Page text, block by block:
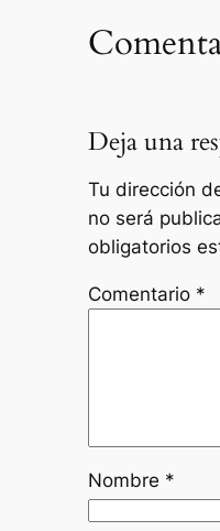
Deja una
Tu dirección
no será
obligatorios
Comentario *
Nombre *